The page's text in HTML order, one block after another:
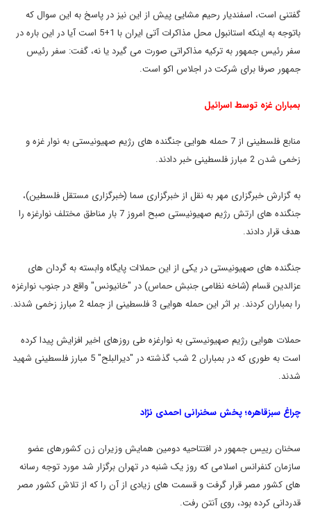
گفتنی است، اسفندیار رحیم مشایی پیش از این نیز در پاسخ به این سوال که
باتوجه به اینکه استانبول محل مذاکرات آتی ایران با 1+5 است آیا در این باره در
سفر رئیس جمهور به ترکیه مذاکراتی صورت می گیرد یا نه، گفت: سفر رئیس
جمهور صرفا برای شرکت در اجلاس اکو است.
بمباران غزه توسط اسرائيل
منابع فلسطینی از 7 حمله هوایی جنگنده های رژیم صهیونیستی به نوار غزه و
زخمی شدن 2 مبارز فلسطینی خبر دادند.
به گزارش خبرگزاری مهر به نقل از خبرگزاری سما (خبرگزاری مستقل فلسطین)،
جنگنده های ارتش رژیم صهیونیستی صبح امروز 7 بار مناطق مختلف نوارغزه را
هدف قرار دادند.
جنگنده های صهیونیستی در یکی از این حملاات پایگاه وابسته به گردان های
عزالدین قسام (شاخه نظامی جنبش حماس) در "خانیونس" واقع در جنوب نوارغزه
را بمباران کردند. بر اثر این حمله هوایی 3 فلسطینی از جمله 2 مبارز زخمی شدند.
حملات هوایی رژیم صهیونیستی به نوارغزه طی روزهای اخیر افزایش پیدا کرده
است به طوری که در بمباران 2 شب گذشته در "دیرالبلح" 5 مبارز فلسطینی شهید
شدند.
چراغ سبزقاهره؛ پخش سخنرانی احمدی نژاد
سخنان رییس جمهور در افتتاحیه دومین همایش وزیران زن کشورهای عضو
سازمان کنفرانس اسلامی که روز یک شنبه در تهران برگزار شد مورد توجه رسانه
های کشور مصر قرار گرفت و قسمت های زیادی از آن را که از تلاش کشور مصر
قدردانی کرده بود،‌ روی آنتن رفت.